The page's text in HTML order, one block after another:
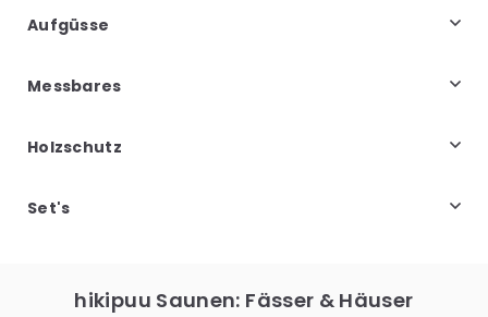
Aufgüsse
Messbares
Holzschutz
Set's
hikipuu Saunen: Fässer & Häuser